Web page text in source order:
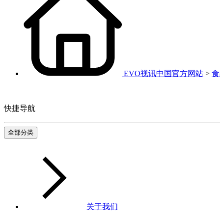
EVO视讯中国官方网站 >
快捷导航
全部分类
关于我们